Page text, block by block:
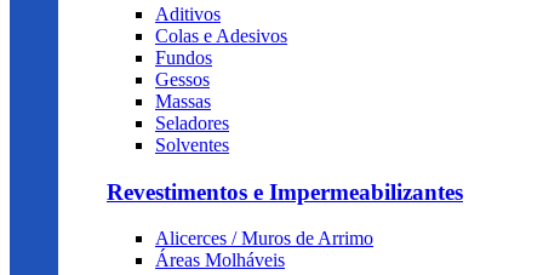
Aditivos
Colas e Adesivos
Fundos
Gessos
Massas
Seladores
Solventes
Revestimentos e Impermeabilizantes
Alicerces / Muros de Arrimo
Áreas Molháveis